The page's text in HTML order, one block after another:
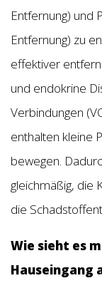
Entfernung) und
Entfernung) zu
effektiver
und endokrine
Verbindungen
enthalten kleine
bewegen.
gleichmäßig, die
die
Wie sieht es
Hauseingang